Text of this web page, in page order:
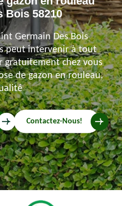
Bois 58210
Germain Des Bois
peut intervenir à tout
gratuitement chez vous
de gazon en rouleau,
Contactez-Nous!